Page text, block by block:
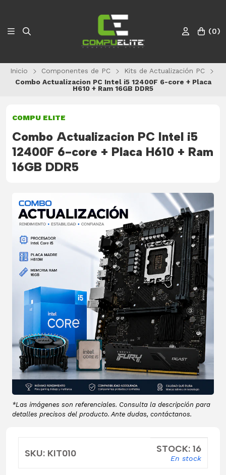
(0)
Inicio Componentes de PC
Kits de Actualización PC
Combo Actualizacion PC Intel i5 12400F 6-core + Placa
H610 + Ram 16GB DDR5
COMPU ELITE
Combo Actualizacion PC Intel i5
12400F 6-core + Placa H610 + Ram
16GB DDR5
*Las imágenes son referenciales. Consulta la descripción para
detalles precisos del producto. Ante dudas, contáctanos.
SKU: KIT010 STOCK: 16
En stock